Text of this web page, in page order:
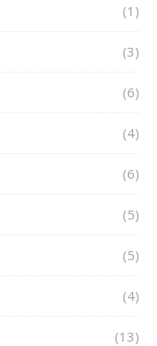
(1)
(3)
(6)
(4)
(6)
(5)
(5)
(4)
(13)